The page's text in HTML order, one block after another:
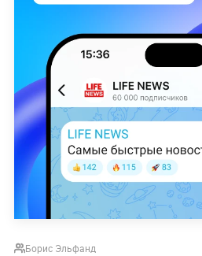
Борис Эльфанд